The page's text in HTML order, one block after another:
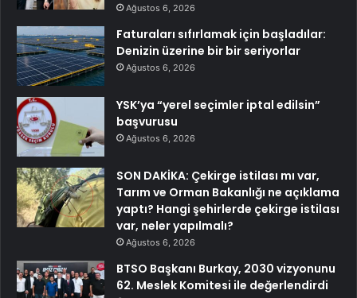
Ağustos 6, 2026
Faturaları sıfırlamak için başladılar:
Denizin üzerine bir bir seriyorlar
Ağustos 6, 2026
YSK’ya “yerel seçimler iptal edilsin”
başvurusu
Ağustos 6, 2026
SON DAKİKA: Çekirge istilası mı var,
Tarım ve Orman Bakanlığı ne açıklama
yaptı? Hangi şehirlerde çekirge istilası
var, neler yapılmalı?
Ağustos 6, 2026
BTSO Başkanı Burkay, 2030 vizyonunu
62. Meslek Komitesi ile değerlendirdi